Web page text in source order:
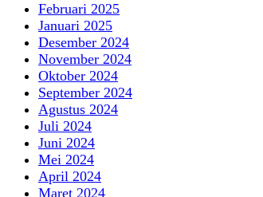
Februari 2025
Januari 2025
Desember 2024
November 2024
Oktober 2024
September 2024
Agustus 2024
Juli 2024
Juni 2024
Mei 2024
April 2024
Maret 2024